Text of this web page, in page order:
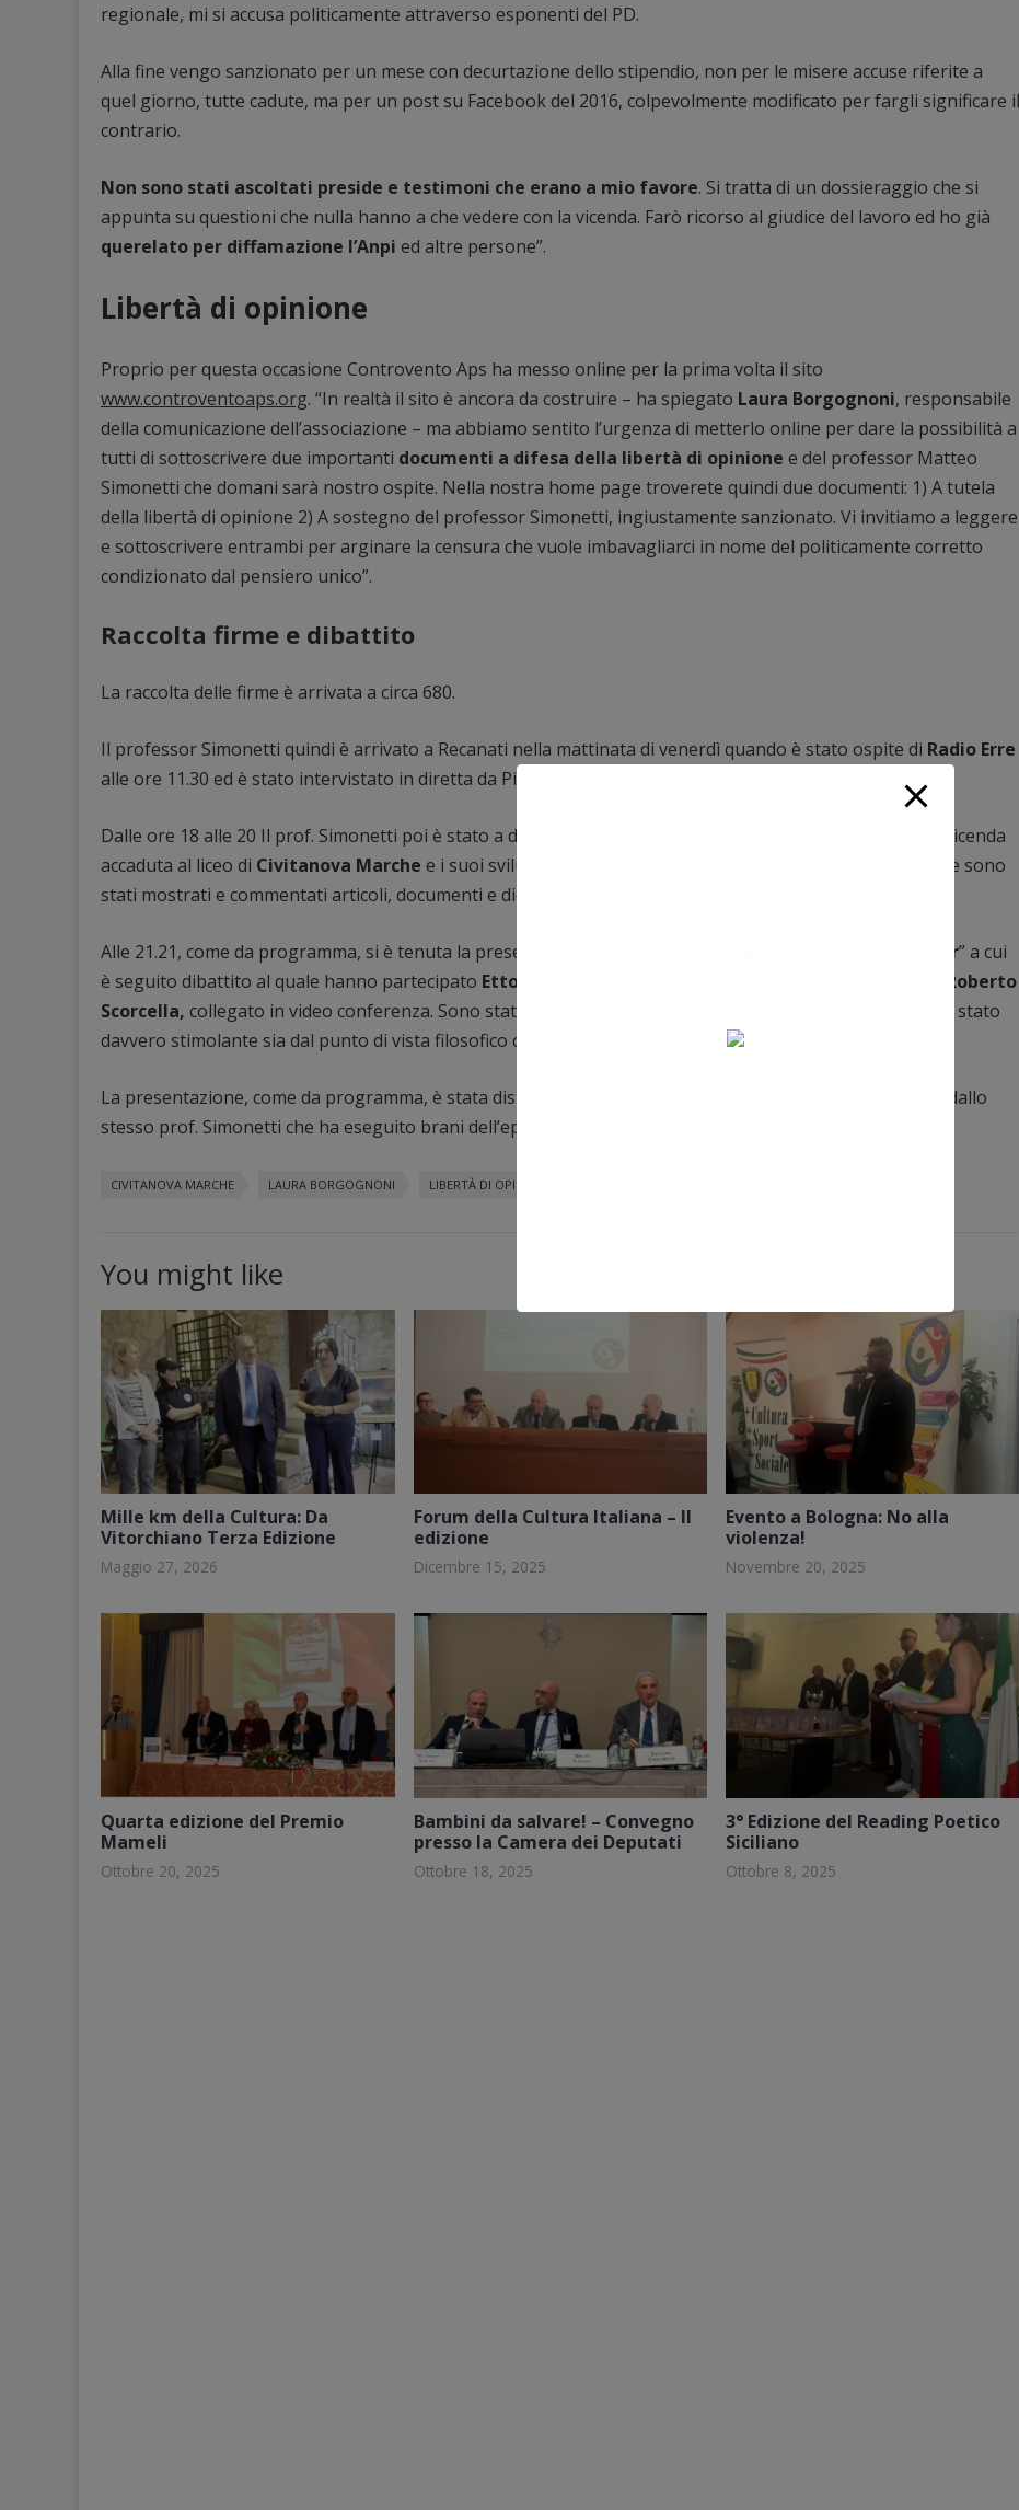
regionale, mi si accusa politicamente attraverso esponenti del PD.
Alla fine vengo sanzionato per un mese con decurtazione dello stipendio, non per le misere accuse riferite a
quel giorno, tutte cadute, ma per un post su Facebook del 2016, colpevolmente modificato per fargli significare il
contrario.
Non sono stati ascoltati preside e testimoni che erano a mio favore. Si tratta di un dossieraggio che si
appunta su questioni che nulla hanno a che vedere con la vicenda. Farò ricorso al giudice del lavoro ed ho già
querelato per diffamazione l’Anpi ed altre persone”.
Libertà di opinione
Proprio per questa occasione Controvento Aps ha messo online per la prima volta il sito
www.controventoaps.org. “In realtà il sito è ancora da costruire – ha spiegato Laura Borgognoni, responsabile
della comunicazione dell’associazione – ma abbiamo sentito l’urgenza di metterlo online per dare la possibilità a
tutti di sottoscrivere due importanti documenti a difesa della libertà di opinione e del professor Matteo
Simonetti che domani sarà nostro ospite. Nella nostra home page troverete quindi due documenti: 1) A tutela
della libertà di opinione 2) A sostegno del professor Simonetti, ingiustamente sanzionato. Vi invitiamo a leggere
e sottoscrivere entrambi per arginare la censura che vuole imbavagliarci in nome del politicamente corretto
condizionato dal pensiero unico”.
Raccolta firme e dibattito
La raccolta delle firme è arrivata a circa 680.
Il professor Simonetti quindi è arrivato a Recanati nella mattinata di venerdì quando è stato ospite di Radio Erre
alle ore 11.30 ed è stato intervistato in diretta da Pierluca Trucchia.
Dalle ore 18 alle 20 Il prof. Simonetti poi è stato a disposizione in sede ed ha spiegato e commentato la vicenda
accaduta al liceo di Civitanova Marche e i suoi sviluppi. È stato proiettato il video del fatto in questione e sono
stati mostrati e commentati articoli, documenti e dichiarazioni inerenti.
Alle 21.21, come da programma, si è tenuta la presentazione del suo libro “ I quaderni neri di Heidegger” a cui
è seguito dibattito al quale hanno partecipato Ettore Pelati
Roberto
Scorcella, collegato in video conferenza. Sono state davvero tante le persone intervenute e il dibattito è stato
davvero stimolante sia dal punto di vista filosofico che da quello storico.
La presentazione, come da programma, è stata disturbata da intrusioni musicali eseguite al pianoforte dallo
stesso prof. Simonetti che ha eseguito brani dell’epoca.
CIVITANOVA MARCHE LAURA BORGOGNONI LIBERTÀ DI OPINIONE
You might like
Mille km della Cultura: Da
Vitorchiano Terza Edizione
Maggio 27, 2026
Forum della Cultura Italiana – II
edizione
Dicembre 15, 2025
Evento a Bologna: No alla
violenza!
Novembre 20, 2025
Quarta edizione del Premio
Mameli
Ottobre 20, 2025
Bambini da salvare! – Convegno
presso la Camera dei Deputati
Ottobre 18, 2025
3° Edizione del Reading Poetico
Siciliano
Ottobre 8, 2025